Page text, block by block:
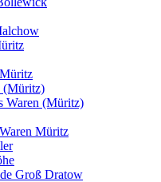
(Müritz)
Waren (Müritz)
Müritz
Groß Dratow